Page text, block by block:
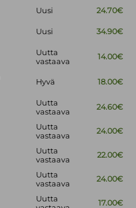
Uusi
24.70€
Uusi 34.90€
Uutta
vastaava
14.00€
Hyvä 18.00€
Uutta
vastaava
24.60€
Uutta
vastaava
24.00€
Uutta
vastaava
22.00€
Uutta
vastaava
24.00€
Uutta
17.00€